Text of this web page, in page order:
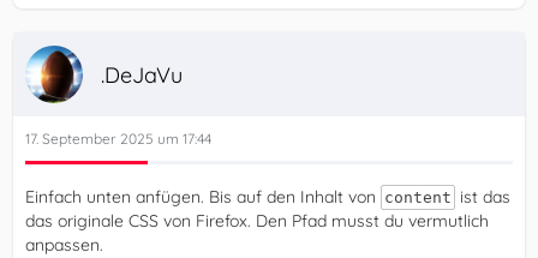
.DeJaVu
17. September 2025 um 17:44
Einfach unten anfügen. Bis auf den Inhalt von content ist das
das originale CSS von Firefox. Den Pfad musst du vermutlich
anpassen.